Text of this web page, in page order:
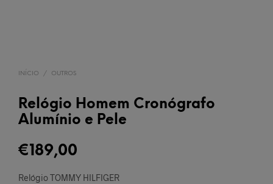
INÍCIO / OUTROS
Relógio Homem Cronógrafo
Alumínio e Pele
€189,00
Relógio TOMMY HILFIGER